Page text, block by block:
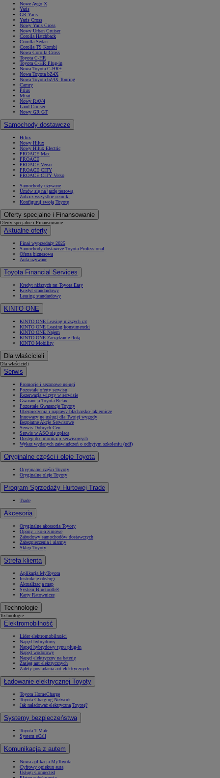
Nowe Aygo X
Yaris
GR Yaris
Yaris Cross
Nowy Yaris Cross
Nowy Urban Cruiser
Corolla Hatchback
Corolla Sedan
Corolla TS Kombi
Nowa Corolla Cross
Toyota C-HR
Toyota C-HR Plug-in
Nowa Toyota C-HR+
Nowa Toyota bZ4X
Nowa Toyota bZ4X Touring
Camry
Prius
Mirai
Nowy RAV4
Land Cruiser
Nowy GR GT
Samochody dostawcze
Hilux
Nowy Hilux
Nowy Hilux Electric
PROACE Max
PROACE
PROACE Verso
PROACE CITY
PROACE CITY Verso
Samochody używane
Umów się na jazdę testową
Zobacz wszystkie cenniki
Konfiguruj swoją Toyotę
Oferty specjalne i Finansowanie
Oferty specjalne i Finansowanie
Aktualne oferty
Finał wyprzedaży 2025
Samochody dostawcze Toyota Professional
Oferta biznesowa
Auta używane
Toyota Financial Services
Kredyt niższych rat Toyota Easy
Kredyt standardowy
Leasing standardowy
KINTO ONE
KINTO ONE Leasing niższych rat
KINTO ONE Leasing konsumencki
KINTO ONE Najem
KINTO ONE Zarządzanie flotą
KINTO Mobility
Dla właścicieli
Dla właścicieli
Serwis
Promocje i sezonowe usługi
Pozostałe oferty serwisu
Rezerwacja wizyty w serwisie
Gwarancja Toyota Relax
Pozostałe Gwarancje Toyoty
Ubezpieczenia i naprawy blacharsko-lakiernicze
Innowacyjne usługi dla Twojej wygody
Bezpłatne Akcje Serwisowe
Serwis Dobrych Cen
Serwis w ASO się opłaca
Dostęp do informacji serwisowych
Wykaz wydanych zaświadczeń o odbytym szkoleniu (pdf)
Oryginalne części i oleje Toyota
Oryginalne części Toyoty
Oryginalne oleje Toyoty
Program Sprzedaży Hurtowej Trade
Trade
Akcesoria
Oryginalne akcesoria Toyoty
Opony i koła zimowe
Zabudowy samochodów dostawczych
Zabezpieczenia i alarmy
Sklep Toyoty
Strefa klienta
Aplikacja MyToyota
Instrukcje obsługi
Aktualizacja map
System Bluetooth®
Karty Ratownicze
Technologie
Technologie
Elektromobilność
Lider elektromobilności
Napęd hybrydowy
Napęd hybrydowy typu plug-in
Napęd wodorowy
Napęd elektryczny na baterię
Zasięg aut elektrycznych
Zalety posiadania aut elektrycznych
Ładowanie elektrycznej Toyoty
Toyota HomeCharge
Toyota Charging Network
Jak naładować elektryczną Toyotę?
Systemy bezpieczeństwa
Toyota T-Mate
System eCall
Komunikacja z autem
Nowa aplikacja MyToyota
Cyfrowy opiekun auta
Usługi Connected